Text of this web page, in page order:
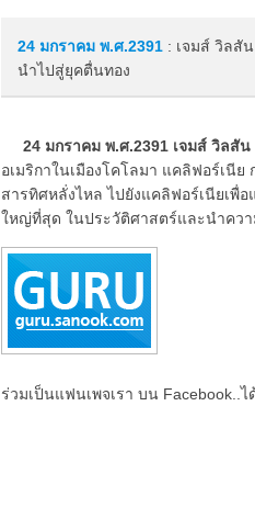
24 มกราคม พ.ศ.2391 : เจมส์ วิลสั
นำไปสู่ยุคตื่นทอง
24 มกราคม พ.ศ.2391 เจมส์ วิลสั
อเมริกาในเมืองโคโลมา แคลิฟอร์เนี
สารทิศหลั่งไหล ไปยังแคลิฟอร์เนียเพื่
ใหญ่ที่สุด ในประวัติศาสตร์และนำคว
ร่วมเป็นแฟนเพจเรา บน Facebook..ไ